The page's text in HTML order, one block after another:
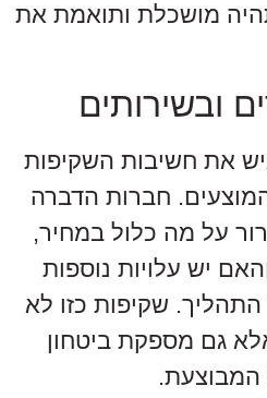
מושכלת ותואמת את
ובשירותים
את חשיבות השקיפות
חברות הדברה
על מה כלול במחיר,
יש עלויות נוספות
שקיפות כזו לא
גם מספקת ביטחון
המבוצעת.